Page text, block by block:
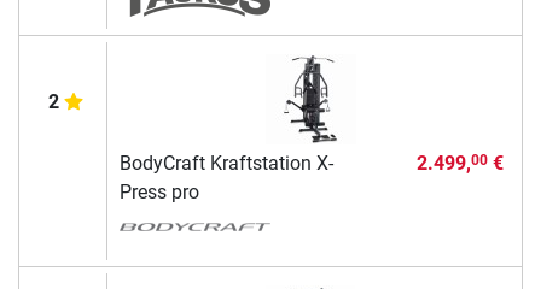
2
BodyCraft Kraftstation X-
Press pro
2.499,00€